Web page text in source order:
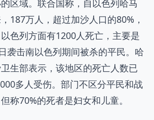
区域。联合国称，自以色列哈马
187万人，超过加沙人口的80%，
色列方面有1200人死亡，主要是
袭击南以色列期间被杀的平民。哈
生部表示，该地区的死亡人数已
多人受伤。部门不区分平民和战
称70%的死者是妇女和儿童。